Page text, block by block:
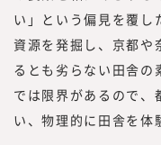
い」という偏見を覆し
資源を発掘し、京都や
るとも劣らない田舎の
では限界があるので、
い、物理的に田舎を体